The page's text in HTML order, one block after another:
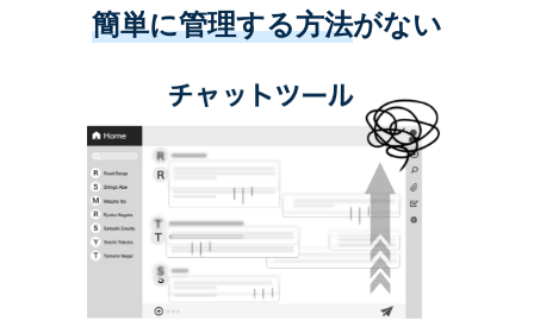
簡単に管理する方法がない